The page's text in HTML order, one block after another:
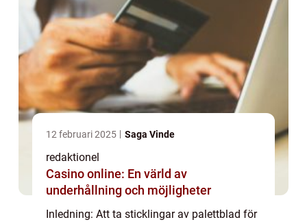
12 februari 2025 Saga Vinde
redaktionel
Casino online: En värld av
underhållning och möjligheter
Inledning: Att ta sticklingar av palettblad för